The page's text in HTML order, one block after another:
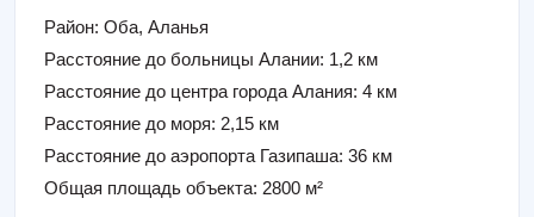
Район: Оба, Аланья
Расстояние до больницы Алании: 1,2 км
Расстояние до центра города Алания: 4 км
Расстояние до моря: 2,15 км
Расстояние до аэропорта Газипаша: 36 км
Общая площадь объекта: 2800 м²